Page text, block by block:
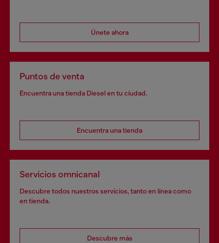
Únete ahora
Puntos de venta
Encuentra una tienda Diesel en tu ciudad.
Encuentra una tienda
Servicios omnicanal
Descubre todos nuestros servicios, tanto en línea como
en tienda.
Descubre más